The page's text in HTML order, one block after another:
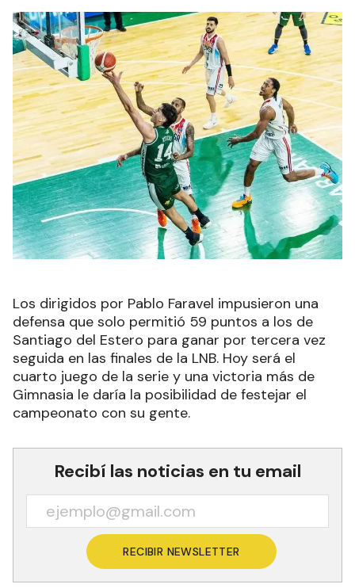
Los dirigidos por Pablo Faravel impusieron una
defensa que solo permitió 59 puntos a los de
Santiago del Estero para ganar por tercera vez
seguida en las finales de la LNB. Hoy será el
cuarto juego de la serie y una victoria más de
Gimnasia le daría la posibilidad de festejar el
campeonato con su gente.
Recibí las noticias en tu email
RECIBIR NEWSLETTER